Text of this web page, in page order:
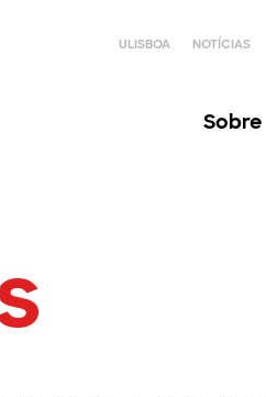
ULISBOA NOTÍCIAS
Sobre